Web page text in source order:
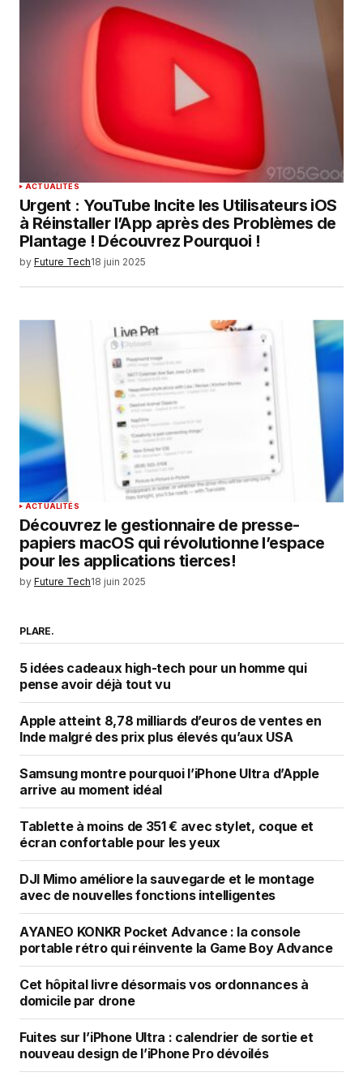
ACTUALITÉS
Urgent : YouTube Incite les Utilisateurs iOS
à Réinstaller l’App après des Problèmes de
Plantage ! Découvrez Pourquoi !
by Future Tech18 juin 2025
ACTUALITÉS
Découvrez le gestionnaire de presse-
papiers macOS qui révolutionne l’espace
pour les applications tierces!
by Future Tech18 juin 2025
PLARE.
5 idées cadeaux high-tech pour un homme qui
pense avoir déjà tout vu
Apple atteint 8,78 milliards d’euros de ventes en
Inde malgré des prix plus élevés qu’aux USA
Samsung montre pourquoi l’iPhone Ultra d’Apple
arrive au moment idéal
Tablette à moins de 351 € avec stylet, coque et
écran confortable pour les yeux
DJI Mimo améliore la sauvegarde et le montage
avec de nouvelles fonctions intelligentes
AYANEO KONKR Pocket Advance : la console
portable rétro qui réinvente la Game Boy Advance
Cet hôpital livre désormais vos ordonnances à
domicile par drone
Fuites sur l’iPhone Ultra : calendrier de sortie et
nouveau design de l’iPhone Pro dévoilés